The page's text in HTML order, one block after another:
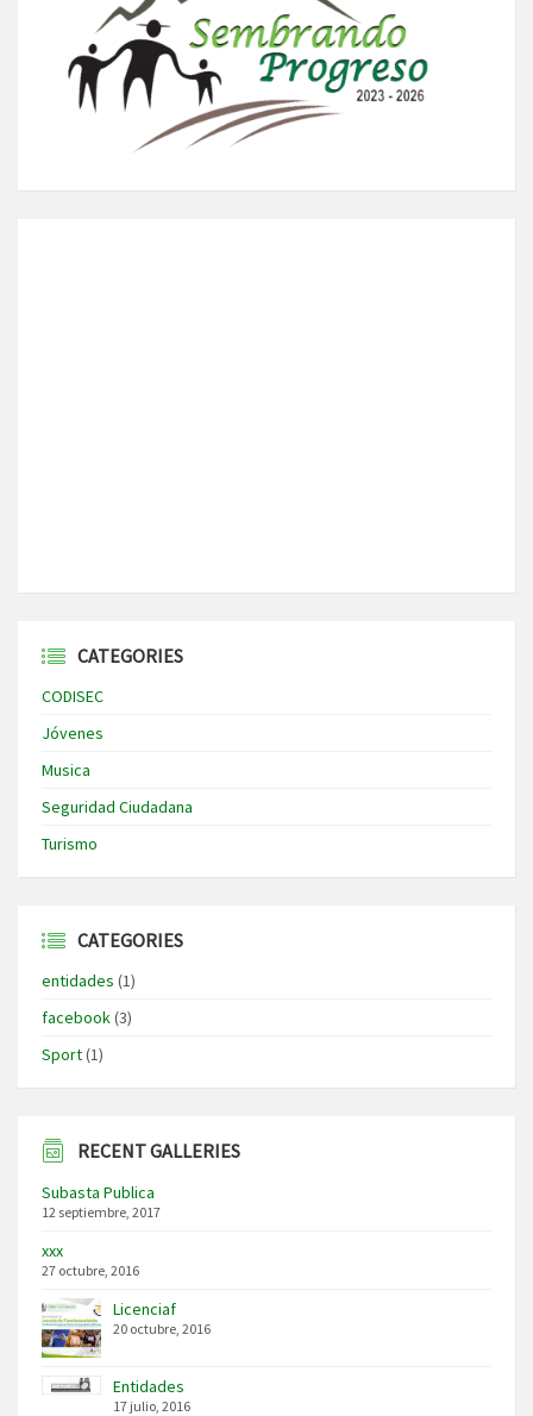
CATEGORIES
CODISEC
Jóvenes
Musica
Seguridad Ciudadana
Turismo
CATEGORIES
entidades (1)
facebook(3)
Sport(1)
RECENT GALLERIES
Subasta Publica
12 septiembre, 2017
xxx
27 octubre, 2016
Licenciaf
20 octubre, 2016
Entidades
17 julio, 2016